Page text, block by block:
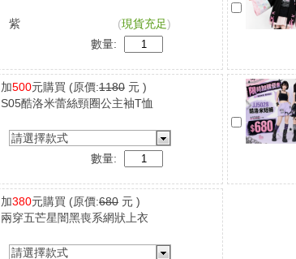
紫 (現貨充足)
數量:
加500元購買 (原價:1180 元 )
S05酷洛米蕾絲頸圈公主袖T恤
請選擇款式
數量:
加380元購買 (原價:680 元 )
兩穿五芒星闇黑喪系網狀上衣
請選擇款式